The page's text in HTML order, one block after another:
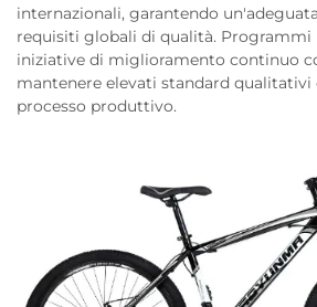
internazionali, garantendo
requisiti globali di qualità. Programmi
iniziative di miglioramento continuo
mantenere elevati standard
processo produttivo.